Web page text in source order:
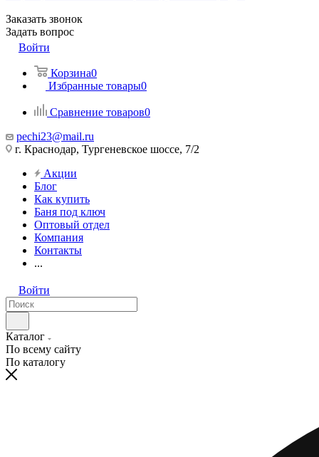
Заказать звонок
Задать вопрос
Войти
Корзина0
Избранные товары0
Сравнение товаров0
pechi23@mail.ru
г. Краснодар, Тургеневское шоссе, 7/2
Акции
Блог
Как купить
Баня под ключ
Оптовый отдел
Компания
Контакты
...
Войти
Каталог
По всему сайту
По каталогу